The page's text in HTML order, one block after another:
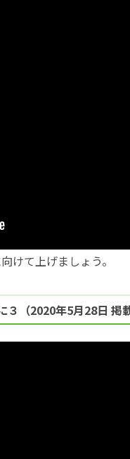
けて上げましょう。
（2020年5月28日 掲載